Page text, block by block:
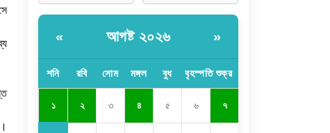
« আগষ্ট ২০২৬ »
শনি রবি সোম মঙ্গল বুধ বৃহস্পতি শুক্র
১ ২ ৩ ৪ ৫ ৬ ৭